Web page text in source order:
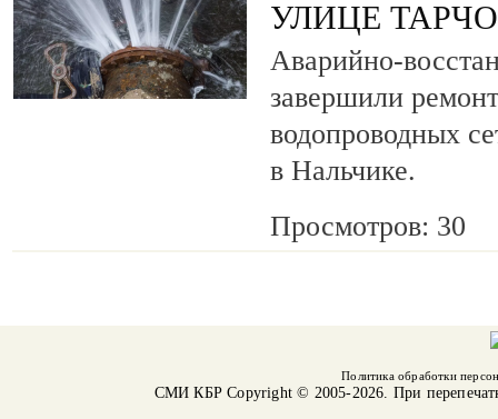
УЛИЦЕ
Аварийно-
завершили
водопроводных
в Нальчике.
Просмотров: 30
Политика обработки
СМИ КБРCopyright © 2005-2026. При